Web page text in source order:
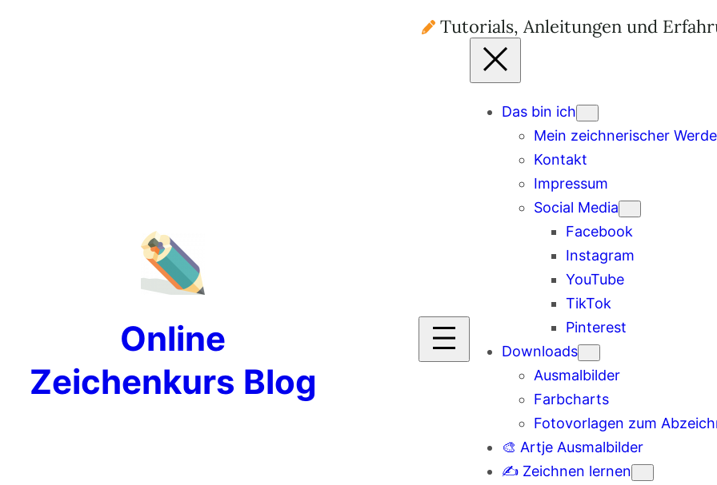
Online
Zeichenkurs Blog
Tutorials, Anleitungen und
Das bin ich
Mein zeichnerischer
Kontakt
Impressum
Social Media
Facebook
Instagram
YouTube
TikTok
Pinterest
Downloads
Ausmalbilder
Farbcharts
Fotovorlagen zum
🎨 Artje Ausmalbilder
✍️ Zeichnen lernen